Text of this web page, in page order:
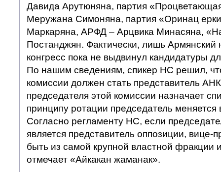
Давида Арутюняна, партия
Меружана Симоняна, партия «Оринац
Маркаряна, АРФД – Арцвика Минасяна,
Постанджян. Фактически, лишь Армянский
конгресс пока не выдвинул кандидатуры
По нашим сведениям, спикер НС решил,
комиссии должен стать представитель
председателя этой комиссии назначает
принципу ротации председатель меняется
Согласно регламенту НС, если
является представитель оппозиции, вице-
быть из самой крупной властной фракции
отмечает «Айкакан жаманак».